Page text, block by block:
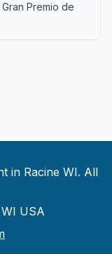
Premio de
in Racine WI. All
USA